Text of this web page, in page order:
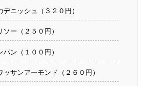
デニッシュ（３２０円）
ソー（２５０円）
パン（１００円）
ッサンアーモンド（２６０円）